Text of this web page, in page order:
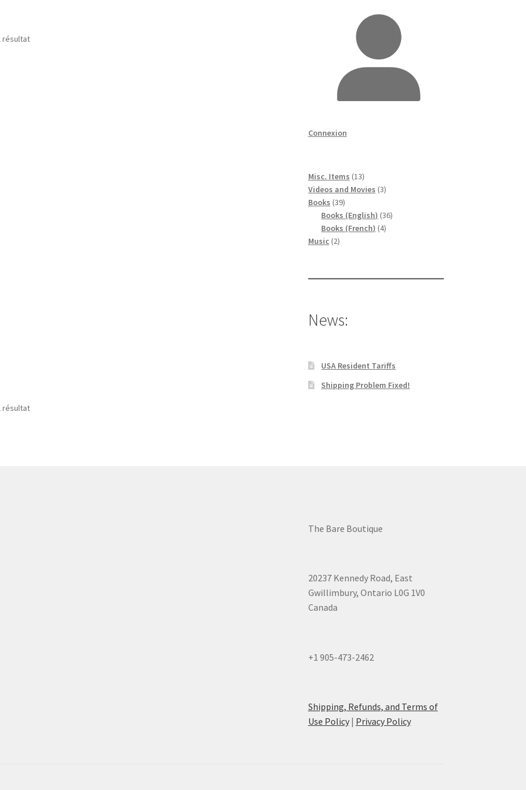
résultat
résultat
Connexion
Misc. Items 1313
produits
Videos and Movies 33
Books 3939
produits
Books (English) 3636
Books (French) 44
Music 22
News:
USA Resident Tariffs
Shipping Problem Fixed!
The Bare Boutique
20237 Kennedy Road, East
Gwillimbury, Ontario L0G 1V0
Canada
+1 905-473-2462
Shipping, Refunds, and Terms of
Use Policy| Privacy Policy